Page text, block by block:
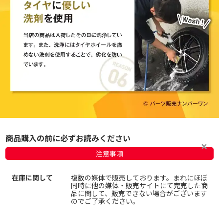
商品購入の前に必ずお読みください
注意事項
在庫に関して
複数の媒体で販売しております。まれにほぼ
同時に他の媒体・販売サイトにて完売した商
品に関して、販売できない場合がございます
のでご了承ください。